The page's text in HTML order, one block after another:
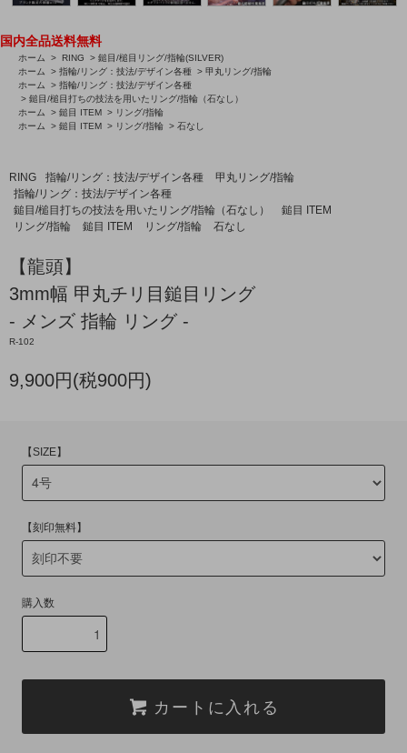
国内全品送料無料
ホーム > RING > 鎚目/槌目リング/指輪(SILVER)
ホーム
> 指輪/リング：技法/デザイン各種 > 甲丸リング/指輪
ホーム
> 指輪/リング：技法/デザイン各種
> 鎚目/槌目打ちの技法を用いたリング/指輪（石なし）
ホーム
> 鎚目 ITEM > リング/指輪
ホーム
> 鎚目 ITEM > リング/指輪 > 石なし
RING 指輪/リング：技法/デザイン各種
甲丸リング/指輪
指輪/リング：技法/デザイン各種
鎚目/槌目打ちの技法を用いたリング/指輪（石なし）
鎚目 ITEM
リング/指輪
鎚目 ITEM リング/指輪 石なし
【龍頭】
3mm幅 甲丸チリ目鎚目リング
- メンズ 指輪 リング -
R-102
9,900円(税900円)
【SIZE】
【刻印無料】
購入数
カートに入れる